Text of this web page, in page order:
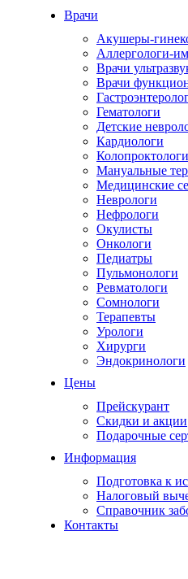
Врачи
Акушеры-
Аллергологи-
Врачи
Врачи
Гематологи
Детские
Кардиологи
Колопроктологи
Мануальные
Медицинские
Неврологи
Нефрологи
Окулисты
Онкологи
Педиатры
Пульмонологи
Ревматологи
Сомнологи
Терапевты
Урологи
Хирурги
Эндокринологи
Цены
Прейскурант
Скидки и акции
Подарочные
Информация
Подготовка к
Налоговый
Справочник
Контакты